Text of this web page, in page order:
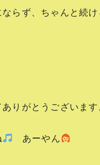
らず、ちゃんと続け
りがとうございます
あーやん